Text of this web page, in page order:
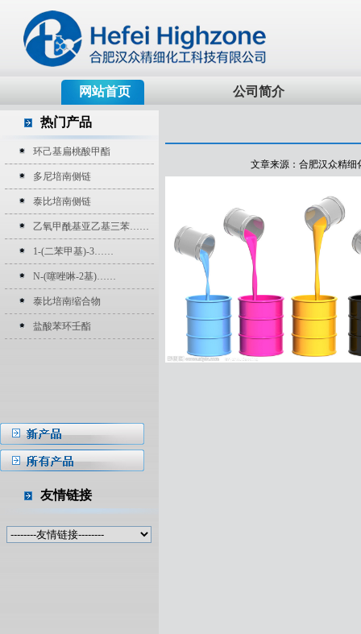
网站首页 公司简介
热门产品
环己基扁桃酸甲酯
多尼培南侧链
泰比培南侧链
乙氧甲酰基亚乙基三苯……
1-(二苯甲基)-3……
N-(噻唑啉-2基)……
泰比培南缩合物
盐酸苯环壬酯
友情链接
文章来源：合肥汉众精细